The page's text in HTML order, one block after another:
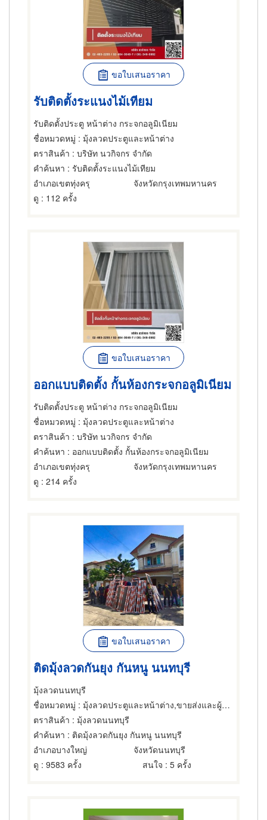
ขอใบเสนอราคา
รับติดตั้งระแนงไม้เทียม
รับติดตั้งประตู หน้าต่าง กระจกอลูมิเนียม
ชื่อหมวดหมู่ : มุ้งลวดประตูและหน้าต่าง
ตราสินค้า : บริษัท นวกิจกร จำกัด
คำค้นหา : รับติดตั้งระแนงไม้เทียม
อำเภอเขตทุ่งครุ
จังหวัดกรุงเทพมหานคร
ดู : 112 ครั้ง
ขอใบเสนอราคา
ออกแบบติดตั้ง กั้นห้องกระจกอลูมิเนียม
รับติดตั้งประตู หน้าต่าง กระจกอลูมิเนียม
ชื่อหมวดหมู่ : มุ้งลวดประตูและหน้าต่าง
ตราสินค้า : บริษัท นวกิจกร จำกัด
คำค้นหา : ออกแบบติดตั้ง กั้นห้องกระจกอลูมิเนียม
อำเภอเขตทุ่งครุ
จังหวัดกรุงเทพมหานคร
ดู : 214 ครั้ง
ขอใบเสนอราคา
ติดมุ้งลวดกันยุง กันหนู นนทบุรี
มุ้งลวดนนทบุรี
ชื่อหมวดหมู่ : มุ้งลวดประตูและหน้าต่าง,ขายส่งและผู้ผลิตมุ้งลวด,มุ้งลวดสเตนเลส-ขายส่งและผู้ผลิต
ตราสินค้า : มุ้งลวดนนทบุรี
คำค้นหา : ติดมุ้งลวดกันยุง กันหนู นนทบุรี
อำเภอบางใหญ่
จังหวัดนนทบุรี
ดู : 9583 ครั้ง สนใจ : 5 ครั้ง